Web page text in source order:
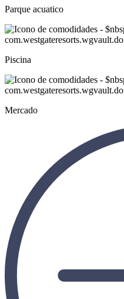
Parque acuatico
Piscina
Mercado